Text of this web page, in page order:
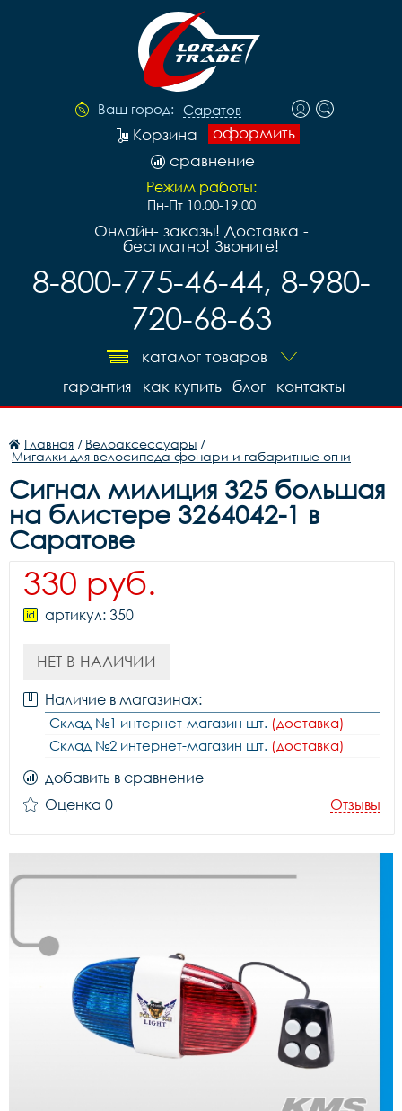
Ваш город: Саратов
оформить
Корзина
сравнение
Режим работы:
Пн-Пт 10.00-19.00
Онлайн- заказы! Доставка -
бесплатно! Звоните!
8-800-775-46-44, 8-980-
720-68-63
каталог товаров
контакты
блог
как купить
гарантия
Главная / Велоаксессуары /
Мигалки для велосипеда фонари и габаритные огни
Сигнал милиция 325 большая
на блистере 3264042-1 в
Саратове
330 руб.
артикул: 350
НЕТ В НАЛИЧИИ
Наличие в магазинах:
Склад №1 интернет-магазин шт. (доставка)
Склад №2 интернет-магазин шт. (доставка)
добавить в сравнение
Оценка 0
Отзывы